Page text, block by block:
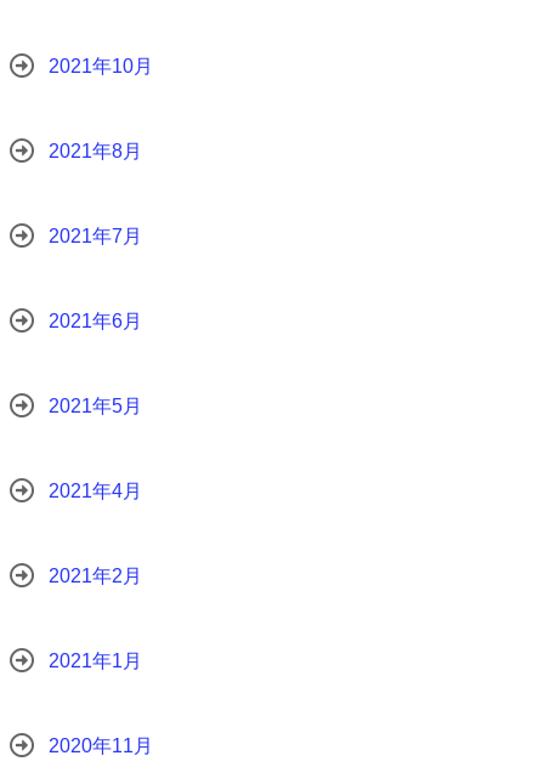
2021年10月
2021年8月
2021年7月
2021年6月
2021年5月
2021年4月
2021年2月
2021年1月
2020年11月